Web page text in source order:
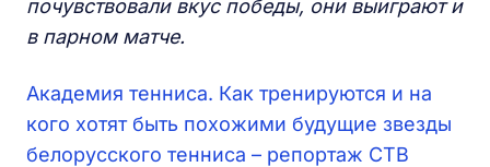
почувствовали вкус победы, они выиграют и
в парном матче.
Академия тенниса. Как тренируются и на
кого хотят быть похожими будущие звезды
белорусского тенниса – репортаж СТВ